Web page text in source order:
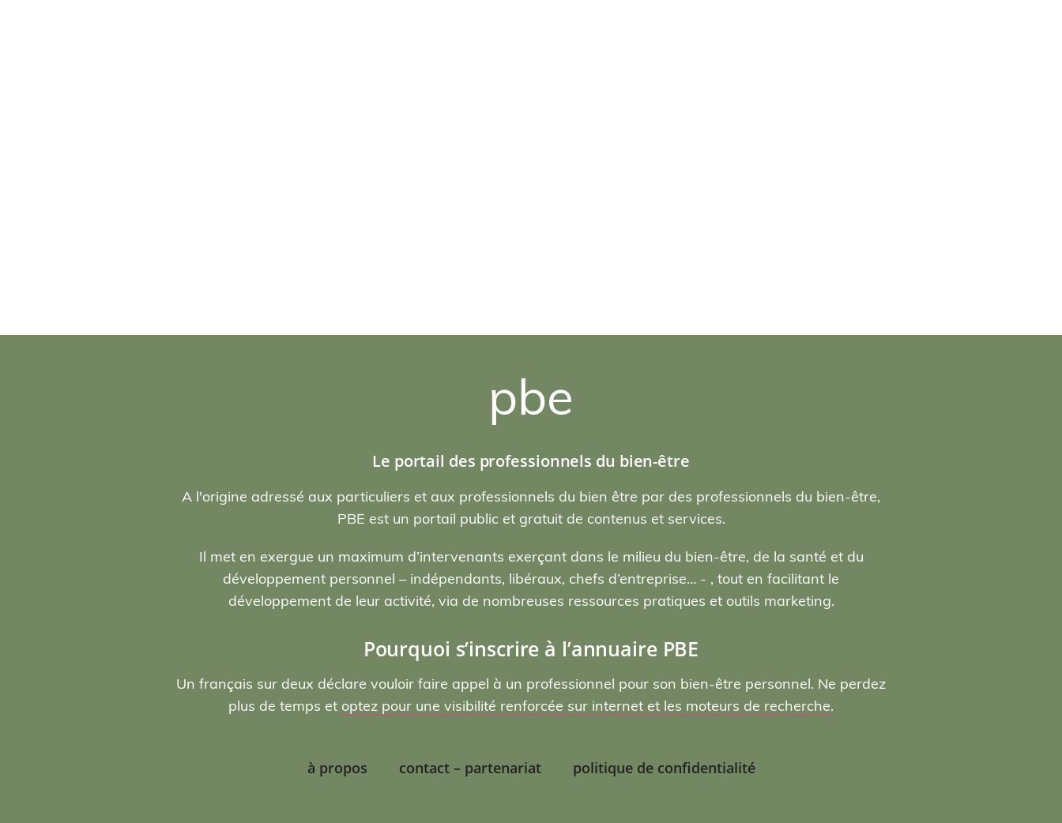
pbe
Le portail des professionnels du bien-être
A l'origine adressé aux particuliers et aux professionnels du bien être par des professionnels du bien-être,
PBE est un portail public et gratuit de contenus et services.
Il met en exergue un maximum d’intervenants exerçant dans le milieu du bien-être, de la santé et du
développement personnel – indépendants, libéraux, chefs d’entreprise… - , tout en facilitant le
développement de leur activité, via de nombreuses ressources pratiques et outils marketing.
Pourquoi s’inscrire à l’annuaire PBE
Un français sur deux déclare vouloir faire appel à un professionnel pour son bien-être personnel. Ne perdez
plus de temps et optez pour une visibilité renforcée sur internet et les moteurs de recherche.
à propos contact – partenariat politique de confidentialité